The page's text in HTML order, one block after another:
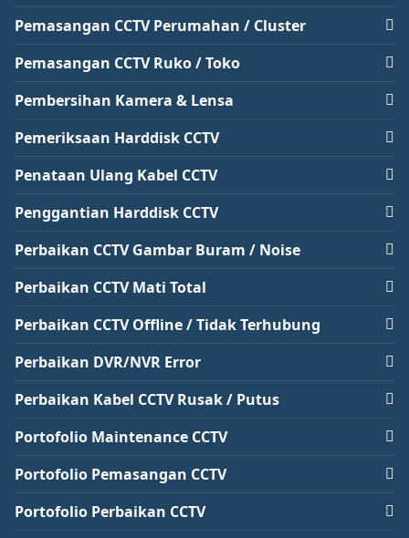
Pemasangan CCTV Perumahan / Cluster
Pemasangan CCTV Ruko / Toko
Pembersihan Kamera & Lensa
Pemeriksaan Harddisk CCTV
Penataan Ulang Kabel CCTV
Penggantian Harddisk CCTV
Perbaikan CCTV Gambar Buram / Noise
Perbaikan CCTV Mati Total
Perbaikan CCTV Offline / Tidak Terhubung
Perbaikan DVR/NVR Error
Perbaikan Kabel CCTV Rusak / Putus
Portofolio Maintenance CCTV
Portofolio Pemasangan CCTV
Portofolio Perbaikan CCTV